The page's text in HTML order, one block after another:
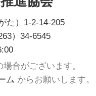
た）1-2-14-205
）34-6545
合がございます。
ム からお願いします。